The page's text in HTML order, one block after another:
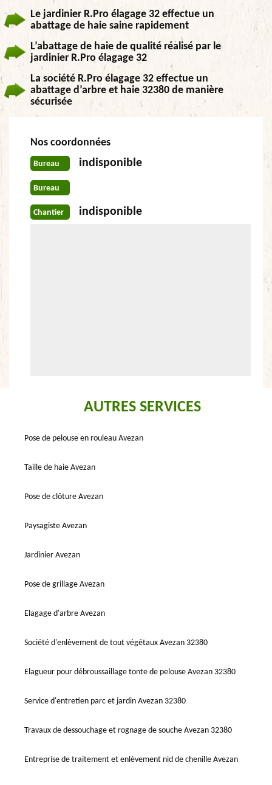
Le jardinier R.Pro élagage 32 effectue un
abattage de haie saine rapidement
L’abattage de haie de qualité réalisé par le
jardinier R.Pro élagage 32
La société R.Pro élagage 32 effectue un
abattage d’arbre et haie 32380 de manière
sécurisée
Nos coordonnées
Bureau indisponible
Bureau
Chantier indisponible
AUTRES SERVICES
Pose de pelouse en rouleau Avezan
Taille de haie Avezan
Pose de clôture Avezan
Paysagiste Avezan
Jardinier Avezan
Pose de grillage Avezan
Elagage d'arbre Avezan
Société d'enlèvement de tout végétaux Avezan 32380
Elagueur pour débroussaillage tonte de pelouse Avezan 32380
Service d'entretien parc et jardin Avezan 32380
Travaux de dessouchage et rognage de souche Avezan 32380
Entreprise de traitement et enlèvement nid de chenille Avezan